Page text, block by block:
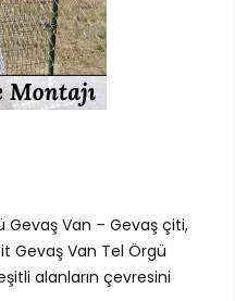
Gevaş Van – Gevaş çiti,
Gevaş Van Tel Örgü
alanların çevresini